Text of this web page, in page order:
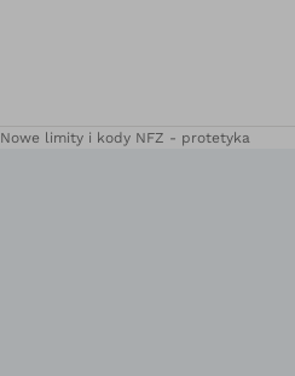
Nowe limity i kody NFZ - protetyka